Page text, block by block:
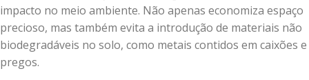
impacto no meio ambiente. Não apenas economiza espaço
precioso, mas também evita a introdução de materiais não
biodegradáveis no solo, como metais contidos em caixões e
pregos.